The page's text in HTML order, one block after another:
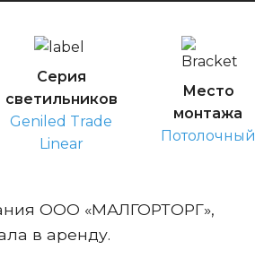
Серия
светильников
Geniled Trade
Linear
Место
монтажа
Потолочный
ООО «МАЛГОРТОРГ»,
в аренду.